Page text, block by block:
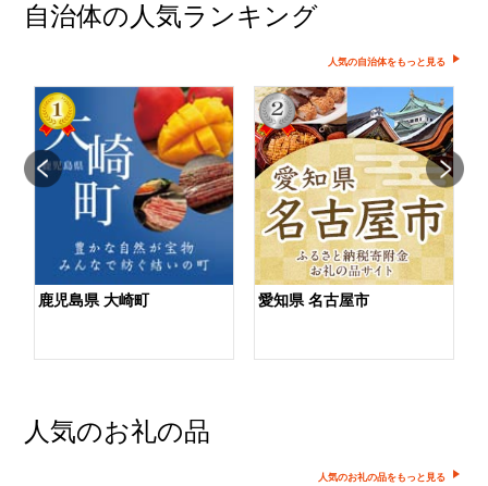
自治体の人気ランキング
人気の自治体をもっと見る
鹿児島県 大崎町 愛知県 名古屋市
人気のお礼の品
人気のお礼の品をもっと見る